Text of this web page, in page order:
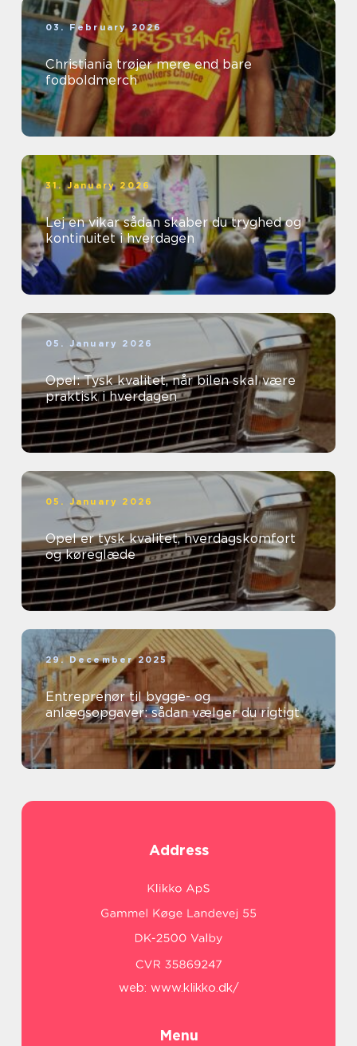
03. February 2026
Christiania trøjer mere end bare
fodboldmerch
31. January 2026
Lej en vikar sådan skaber du tryghed og
kontinuitet i hverdagen
05. January 2026
Opel: Tysk kvalitet, når bilen skal være
praktisk i hverdagen
05. January 2026
Opel er tysk kvalitet, hverdagskomfort
og køreglæde
29. December 2025
Entreprenør til bygge- og
anlægsopgaver: sådan vælger du rigtigt
Address
web: www.klikko.dk/
Menu